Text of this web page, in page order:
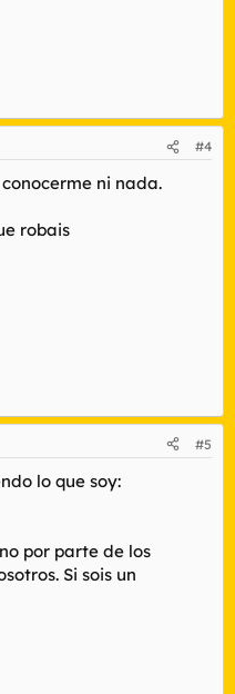
#4
ni nada.
robais
#5
lo que soy:
por parte de los
Si sois un